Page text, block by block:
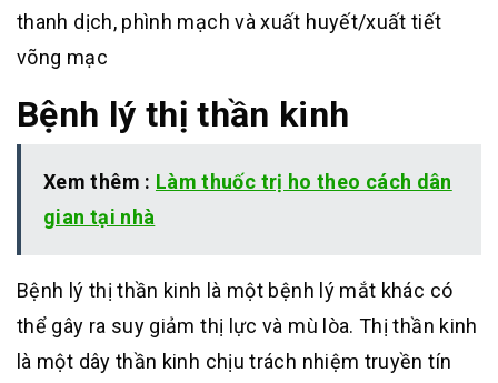
thanh dịch, phình mạch và xuất huyết/xuất tiết
võng mạc
Bệnh lý thị thần kinh
Xem thêm : Làm thuốc trị ho theo cách dân
gian tại nhà
Bệnh lý thị thần kinh là một bệnh lý mắt khác có
thể gây ra suy giảm thị lực và mù lòa. Thị thần kinh
là một dây thần kinh chịu trách nhiệm truyền tín